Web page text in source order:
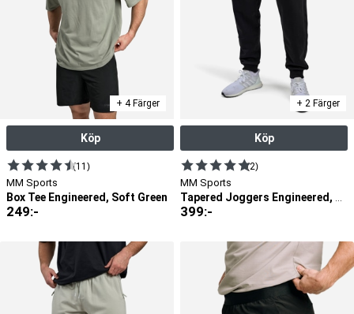
+ 4 Färger
Köp
(11)
MM Sports
Box Tee Engineered, Soft Green
249:-
+ 2 Färger
Köp
(2)
MM Sports
Tapered Joggers Engineered, Black
399:-